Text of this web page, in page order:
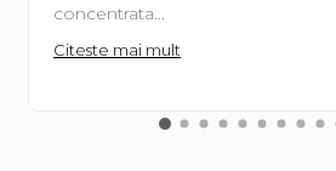
concentrata...
Citeste mai mult